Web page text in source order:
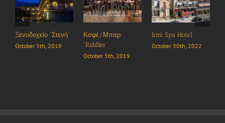
“Στενή”
2019
Καφέ/Μπαρ
“Riddler”
October 5th, 2019
Irini Spa Hotel
October 30th, 2022
Iolkos Studios
October 30th,